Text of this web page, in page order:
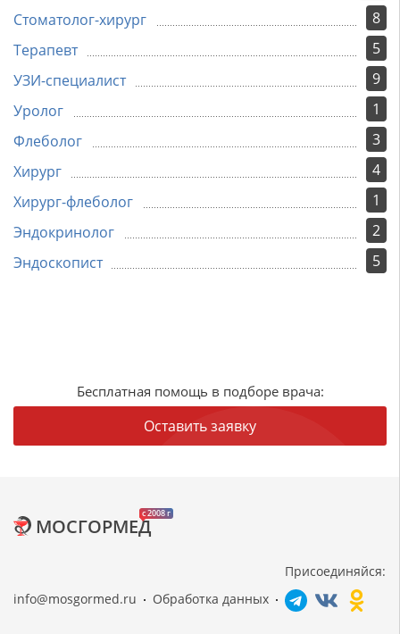
8
Стоматолог-хирург
5
Терапевт
9
УЗИ-специалист
1
Уролог
3
Флеболог
4
Хирург
1
Хирург-флеболог
2
Эндокринолог
5
Эндоскопист
Бесплатная помощь в подборе врача:
Оставить заявку
c 2008 г
МОСГОРМЕД
info@mosgormed.ru Обработка данных
Присоединяйся: